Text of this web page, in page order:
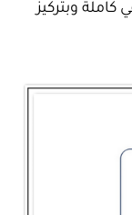
كاملة وبتركيز